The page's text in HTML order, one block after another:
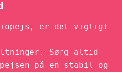
er det vigtigt
Sørg altid
på en stabil og